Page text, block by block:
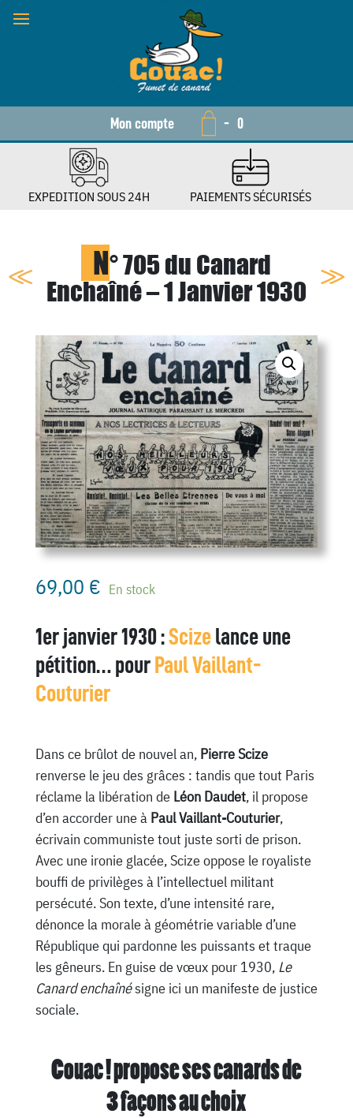
Mon compte - 0
EXPEDITION SOUS 24H PAIEMENTS SÉCURISÉS
N° 705 du Canard
Enchaîné – 1 Janvier 1930
69,00 € En stock
1er janvier 1930 :Scizelance une
pétition… pour Paul Vaillant-
Couturier
Dans ce brûlot de nouvel an, Pierre Scize
renverse le jeu des grâces : tandis que tout Paris
réclame la libération de Léon Daudet, il propose
d’en accorder une à Paul Vaillant-Couturier,
écrivain communiste tout juste sorti de prison.
Avec une ironie glacée, Scize oppose le royaliste
bouffi de privilèges à l’intellectuel militant
persécuté. Son texte, d’une intensité rare,
dénonce la morale à géométrie variable d’une
République qui pardonne les puissants et traque
les gêneurs. En guise de vœux pour 1930, Le
Canard enchaînésigne ici un manifeste de justice
sociale.
Couac ! propose ses canards de
3 façons au choix